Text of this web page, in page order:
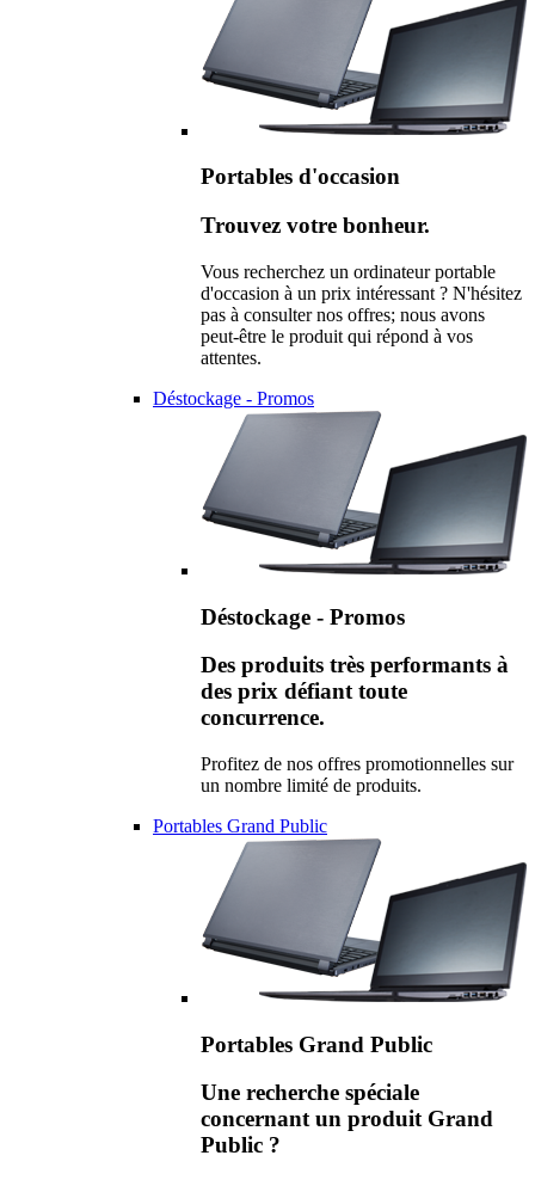
Portables d'occasion
Trouvez votre bonheur.
Vous recherchez un ordinateur portable
d'occasion à un prix intéressant ? N'hésitez
pas à consulter nos offres; nous avons
peut-être le produit qui répond à vos
attentes.
Déstockage - Promos
Déstockage - Promos
Des produits très performants à
des prix défiant toute
concurrence.
Profitez de nos offres promotionnelles sur
un nombre limité de produits.
Portables Grand Public
Portables Grand Public
Une recherche spéciale
concernant un produit Grand
Public ?